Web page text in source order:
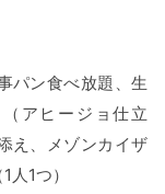
パン食べ放題、生
アヒージョ仕立
え、メゾンカイザ
1つ）